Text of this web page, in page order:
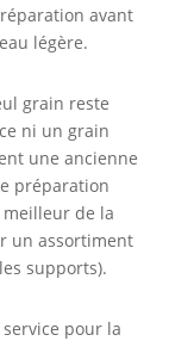
avant
légère.
grain reste
ni un grain
une ancienne
préparation
de la
un assortiment
supports).
pour la